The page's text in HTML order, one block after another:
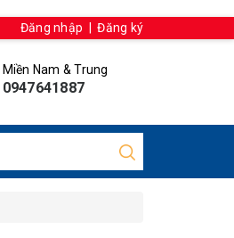
Đăng nhập Đăng ký
Miền Nam & Trung
0947641887